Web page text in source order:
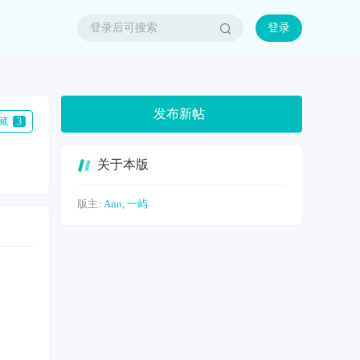
登录
3
发布新帖
关于本版
版主: Ann, 一屿